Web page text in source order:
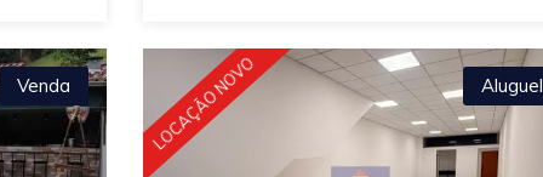
Venda LOCAÇÃO NOVO Aluguel